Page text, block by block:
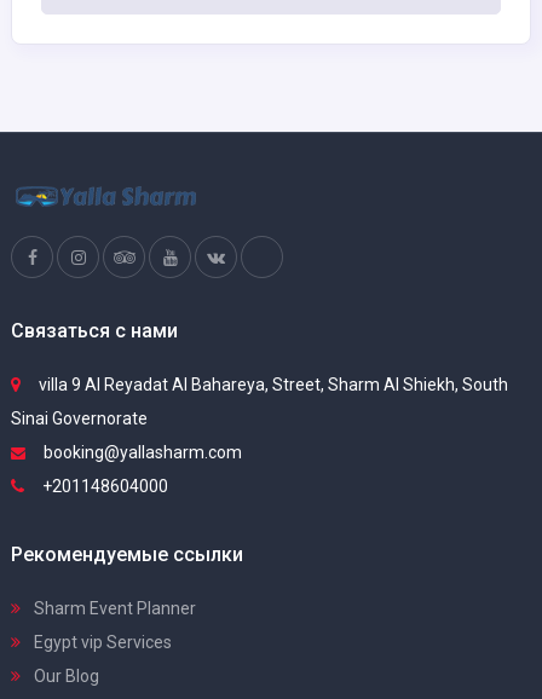
Связаться с нами
villa 9 Al Reyadat Al Bahareya, Street, Sharm Al Shiekh, South
Sinai Governorate
booking@yallasharm.com
+201148604000
Рекомендуемые ссылки
Sharm Event Planner
Egypt vip Services
Our Blog